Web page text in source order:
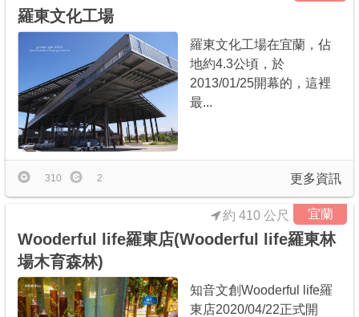
羅東文化工場
羅東文化工場在宜蘭，佔
地約4.3公頃，於
2013/01/25開幕的，這裡
最...
更多資訊
310 2
宜蘭
Wooderful life羅東店(Wooderful life羅東林
場木育森林)
約 410 公尺
知音文創Wooderful life羅
東店2020/04/22正式開